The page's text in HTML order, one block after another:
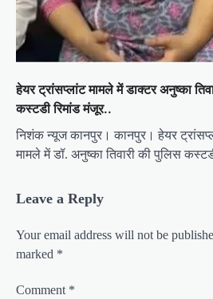
हेयर ट्रांसप्लांट मामले में डाक्टर अनुष्का
कस्टडी रिमांड मंजूर..
निशंक न्यूज कानपुर। कानपुर। हेयर
मामले में डॉ. अनुष्का तिवारी की पुलिस
Leave a Reply
Your email address will not be
marked *
Comment *